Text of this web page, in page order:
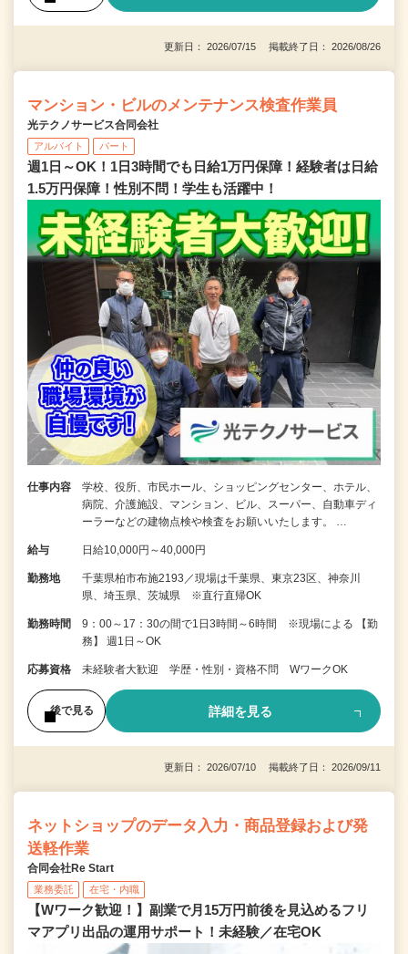
更新日： 2026/07/15 掲載終了日： 2026/08/26
マンション・ビルのメンテナンス検査作業員
光テクノサービス合同会社
アルバイト パート
週1日～OK！1日3時間でも日給1万円保障！経験者は日給
1.5万円保障！性別不問！学生も活躍中！
仕事内容
学校、役所、市民ホール、ショッピングセンター、ホテル、
病院、介護施設、マンション、ビル、スーパー、自動車ディ
ーラーなどの建物点検や検査をお願いいたします。 …
給与 日給10,000円～40,000円
勤務地
千葉県柏市布施2193／現場は千葉県、東京23区、神奈川
県、埼玉県、茨城県 ※直行直帰OK
勤務時間
9：00～17：30の間で1日3時間～6時間 ※現場による 【勤
務】 週1日～OK
応募資格 未経験者大歓迎 学歴・性別・資格不問 WワークOK
後で見る 詳細を見る
更新日： 2026/07/10 掲載終了日： 2026/09/11
ネットショップのデータ入力・商品登録および発
送軽作業
合同会社Re Start
業務委託 在宅・内職
【Wワーク歓迎！】副業で月15万円前後を見込めるフリ
マアプリ出品の運用サポート！未経験／在宅OK